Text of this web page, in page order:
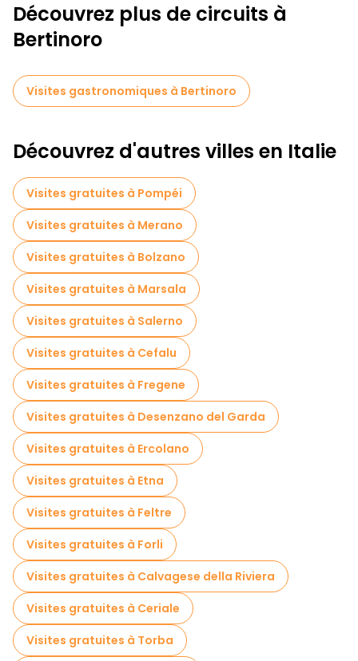
Découvrez plus de circuits à
Bertinoro
Visites gastronomiques à Bertinoro
Découvrez d'autres villes en Italie
Visites gratuites à Pompéi
Visites gratuites à Merano
Visites gratuites à Bolzano
Visites gratuites à Marsala
Visites gratuites à Salerno
Visites gratuites à Cefalu
Visites gratuites à Fregene
Visites gratuites à Desenzano del Garda
Visites gratuites à Ercolano
Visites gratuites à Etna
Visites gratuites à Feltre
Visites gratuites à Forli
Visites gratuites à Calvagese della Riviera
Visites gratuites à Ceriale
Visites gratuites à Torba